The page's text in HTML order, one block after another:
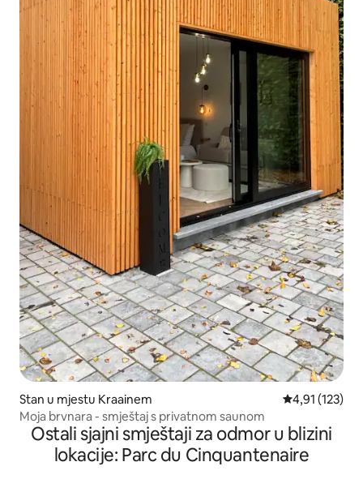
Stan u mjestu Kraainem Prosječna
4,91 (123)
Moja brvnara - smještaj s privatnom saunom
Ostali sjajni smještaji za odmor u blizini
lokacije: Parc du Cinquantenaire